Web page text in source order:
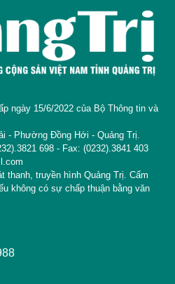
ngày 15/6/2022 của Bộ Thông tin và
- Phường Đồng Hới - Quảng Trị.
698 - Fax: (0232).3841 403
thanh, truyền hình Quảng Trị. Cấm
không có sự chấp thuận bằng văn